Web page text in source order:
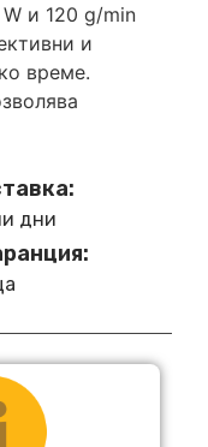
и 120 g/min
и
време.
дни